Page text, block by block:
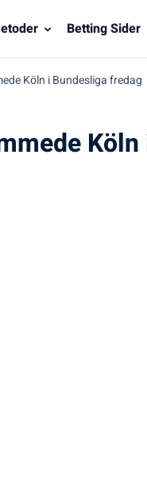
Betting Sider
Köln i Bundesliga fredag